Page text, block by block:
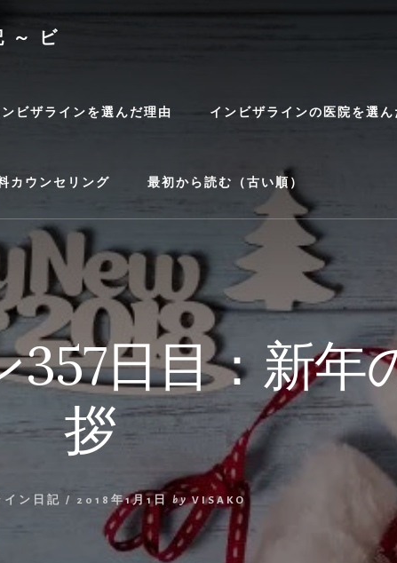
ビ
ンビザラインを選んだ理由 インビザラインの医院を選ん
カウンセリング 最初から読む（古い順）
357日目：新年
拶
イン日記 / 2018年1月1日 by VISAKO